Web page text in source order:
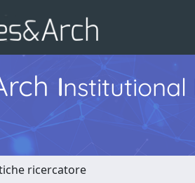
Institutional
ricercatore